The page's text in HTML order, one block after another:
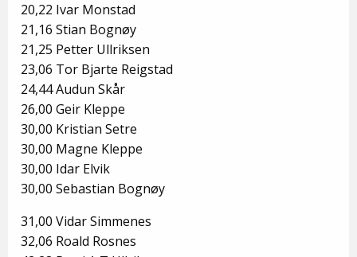
20,22 Ivar Monstad
21,16 Stian Bognøy
21,25 Petter Ullriksen
23,06 Tor Bjarte Reigstad
24,44 Audun Skår
26,00 Geir Kleppe
30,00 Kristian Setre
30,00 Magne Kleppe
30,00 Idar Elvik
30,00 Sebastian Bognøy
31,00 Vidar Simmenes
32,06 Roald Rosnes